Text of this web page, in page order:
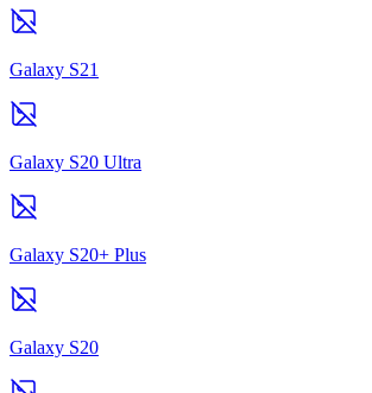
Galaxy S21
Galaxy S20 Ultra
Galaxy S20+ Plus
Galaxy S20